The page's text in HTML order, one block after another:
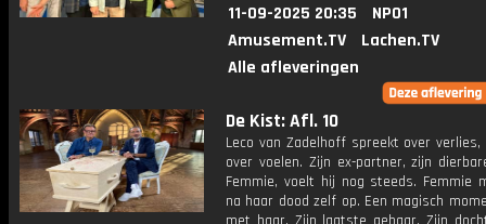
11-09-2025 20:35
NPO1
Amusement.TV
Lachen.TV
Alle afleveringen
De Kist: Afl. 10
Leco van Zadelhoff spreekt over
over voelen. Zijn ex-partner, zijn
Femmie, voelt hij nog steeds. Femmie
na haar dood zelf op. Een magisch